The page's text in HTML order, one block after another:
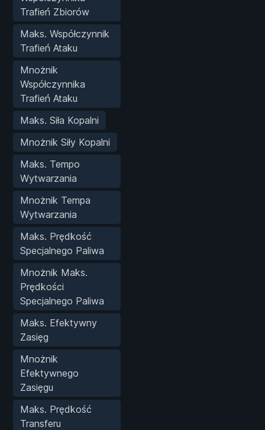
Trafień Zbiorów
Maks. Współczynnik
Trafień Ataku
Mnożnik
Współczynnika
Trafień Ataku
Maks. Siła Kopalni
Mnożnik Siły Kopalni
Maks. Tempo
Wytwarzania
Mnożnik Tempa
Wytwarzania
Maks. Prędkość
Specjalnego Paliwa
Mnożnik Maks.
Prędkości
Specjalnego Paliwa
Maks. Efektywny
Zasięg
Mnożnik
Efektywnego
Zasięgu
Maks. Prędkość
Transferu